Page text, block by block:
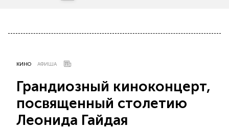
КИНО АФИША
Грандиозный киноконцерт,
посвященный столетию
Леонида Гайдая